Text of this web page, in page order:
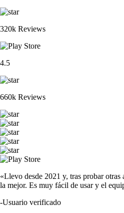
320k Reviews
4.5
660k Reviews
«Llevo desde 2021 y, tras probar otras
la mejor. Es muy fácil de usar y el
-Usuario verificado